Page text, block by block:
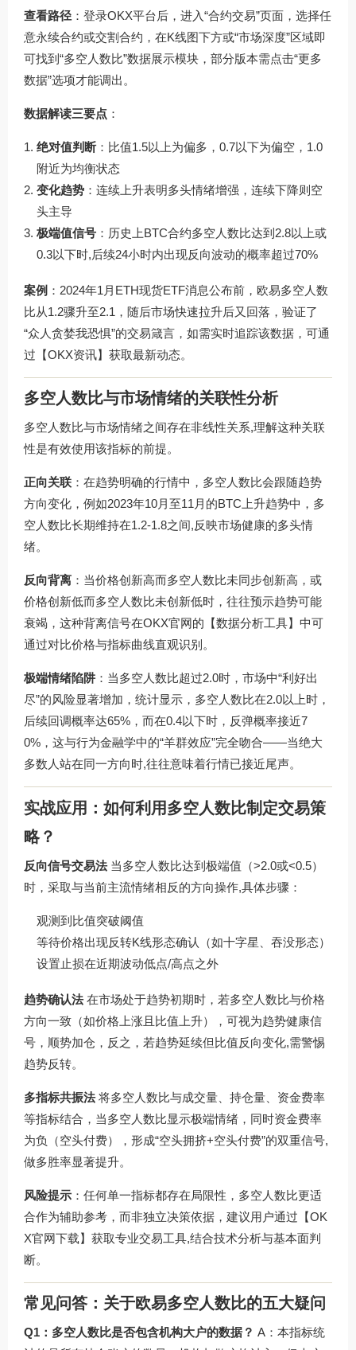
查看路径 ：登录OKX平台后，进入“合约交易”页面，选择任
意永续合约或交割合约，在K线图下方或“市场深度”区域即
可找到“多空人数比”数据展示模块，部分版本需点击“更多
数据”选项才能调出。
数据解读三要点 ：
绝对值判断：比值1.5以上为偏多，0.7以下为偏空，1.0
附近为均衡状态
变化趋势 ：连续上升表明多头情绪增强，连续下降则空
头主导
极端值信号 ：历史上BTC合约多空人数比达到2.8以上或
0.3以下时,后续24小时内出现反向波动的概率超过70%
案例 ：2024年1月ETH现货ETF消息公布前，欧易多空人数
比从1.2骤升至2.1，随后市场快速拉升后又回落，验证了
“众人贪婪我恐惧”的交易箴言，如需实时追踪该数据，可通
过 【OKX资讯】 获取最新动态。
多空人数比与市场情绪的关联性分析
多空人数比与市场情绪之间存在非线性关系,理解这种关联
性是有效使用该指标的前提。
正向关联 ：在趋势明确的行情中，多空人数比会跟随趋势
方向变化，例如2023年10月至11月的BTC上升趋势中，多
空人数比长期维持在1.2-1.8之间,反映市场健康的多头情
绪。
反向背离 ：当价格创新高而多空人数比未同步创新高，或
价格创新低而多空人数比未创新低时，往往预示趋势可能
衰竭，这种背离信号在OKX官网的 【数据分析工具】 中可
通过对比价格与指标曲线直观识别。
极端情绪陷阱 ：当多空人数比超过2.0时，市场中“利好出
尽”的风险显著增加，统计显示，多空人数比在2.0以上时，
后续回调概率达65%，而在0.4以下时，反弹概率接近7
0%，这与行为金融学中的“羊群效应”完全吻合——当绝大
多数人站在同一方向时,往往意味着行情已接近尾声。
实战应用：如何利用多空人数比制定交易策
略？
反向信号交易法当多空人数比达到极端值（>2.0或<0.5）
时，采取与当前主流情绪相反的方向操作,具体步骤：
观测到比值突破阈值
等待价格出现反转K线形态确认（如十字星、吞没形态）
设置止损在近期波动低点/高点之外
趋势确认法在市场处于趋势初期时，若多空人数比与价格
方向一致（如价格上涨且比值上升），可视为趋势健康信
号，顺势加仓，反之，若趋势延续但比值反向变化,需警惕
趋势反转。
多指标共振法将多空人数比与成交量、持仓量、资金费率
等指标结合，当多空人数比显示极端情绪，同时资金费率
为负（空头付费），形成“空头拥挤+空头付费”的双重信号,
做多胜率显著提升。
风险提示 ：任何单一指标都存在局限性，多空人数比更适
合作为辅助参考，而非独立决策依据，建议用户通过 【OK
X官网下载】 获取专业交易工具,结合技术分析与基本面判
断。
常见问答：关于欧易多空人数比的五大疑问
Q1：多空人数比是否包含机构大户的数据？ A：本指标统